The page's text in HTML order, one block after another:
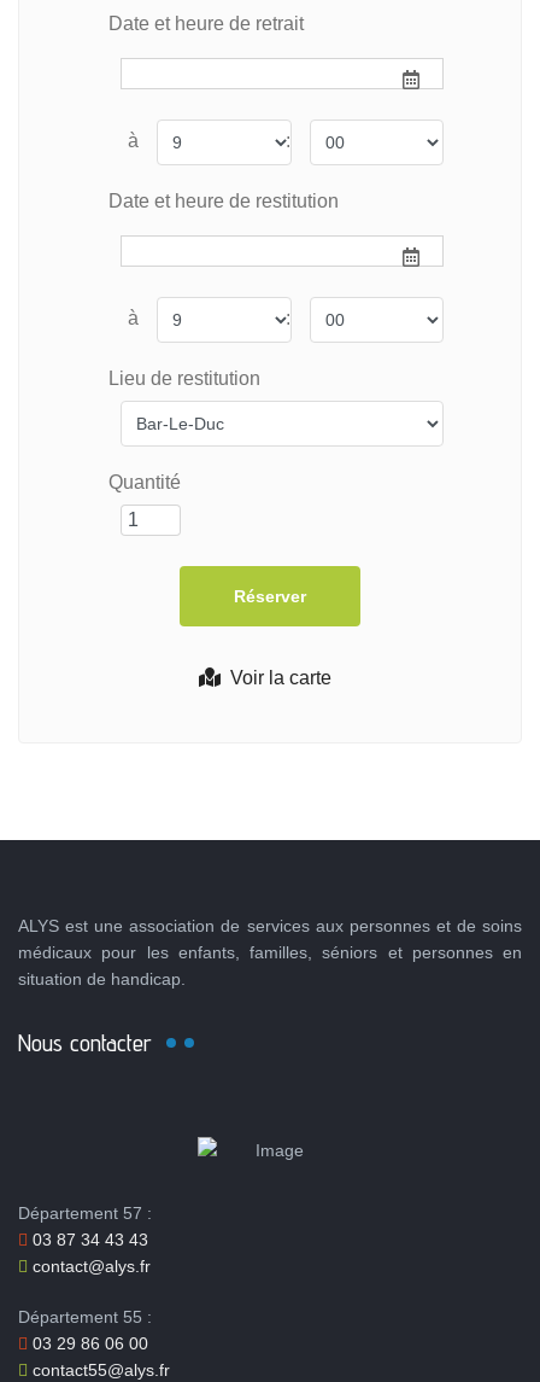
Voir la carte
Date et heure de retrait
à :
Date et heure de restitution
à :
Lieu de restitution
Quantité
ALYS est une association de services aux personnes et de soins
médicaux pour les enfants, familles, séniors et personnes en
situation de handicap.
Nous contacter
Département 57 :
03 87 34 43 43
contact@alys.fr
Département 55 :
03 29 86 06 00
contact55@alys.fr